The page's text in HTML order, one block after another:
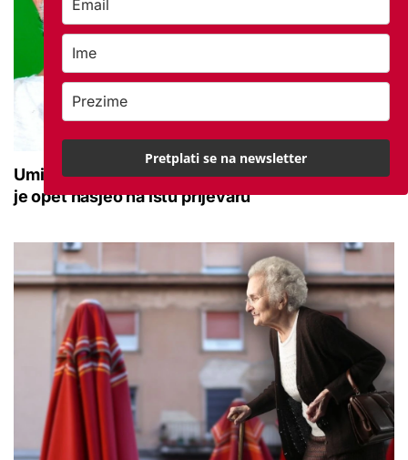
Umirovljenik ostao bez pola milijuna eura: Sada
je opet nasjeo na istu prijevaru
Pretplati se na newsletter